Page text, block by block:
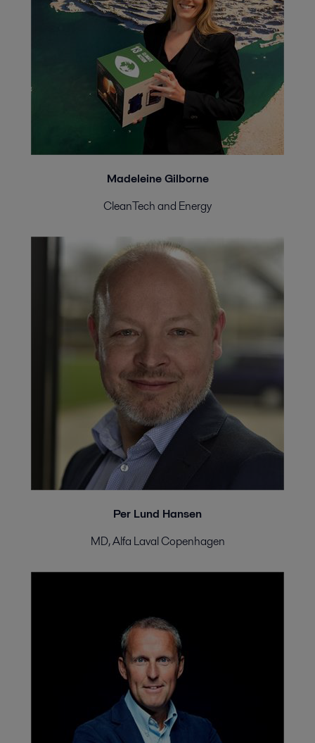
Madeleine Gilborne
CleanTech and Energy
Per Lund Hansen
MD, Alfa Laval Copenhagen